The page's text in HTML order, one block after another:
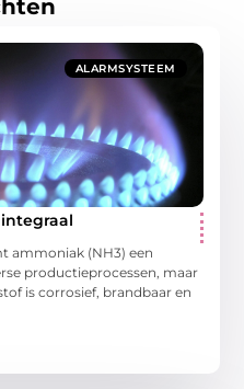
ALARMSYSTEEM
ammoniak (NH3) een
productieprocessen, maar
is corrosief, brandbaar en